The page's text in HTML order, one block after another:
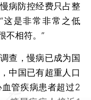
病防控经费只占整
这是非常非常之低
不相符。”
，慢病已成为国
中国已有超重人口
管疾病患者超过2